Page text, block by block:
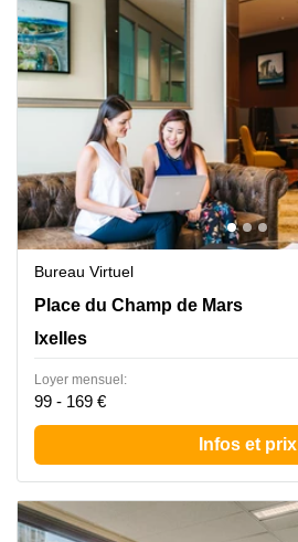
Bureau Virtuel
Place du Champ de Mars 5, Ixelles
Place du Champ de Mars
Ixelles
Loyer mensuel:
99 - 169 €
Infos et prix